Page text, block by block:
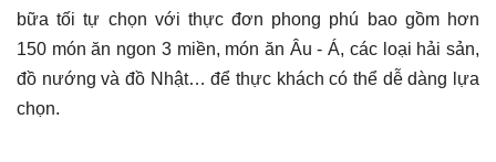
bữa tối tự chọn với thực đơn phong phú bao gồm hơn
150 món ăn ngon 3 miền, món ăn Âu - Á, các loại hải sản,
đồ nướng và đồ Nhật… để thực khách có thể dễ dàng lựa
chọn.